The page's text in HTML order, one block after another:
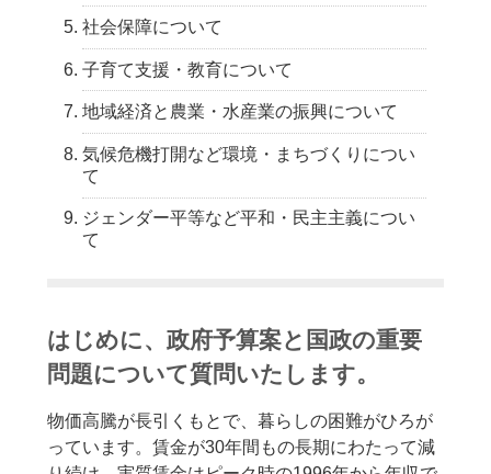
社会保障について
子育て支援・教育について
地域経済と農業・水産業の振興について
気候危機打開など環境・まちづくりについ
て
ジェンダー平等など平和・民主主義につい
て
はじめに、政府予算案と国政の重要
問題について質問いたします。
物価高騰が長引くもとで、暮らしの困難がひろが
っています。賃金が30年間もの長期にわたって減